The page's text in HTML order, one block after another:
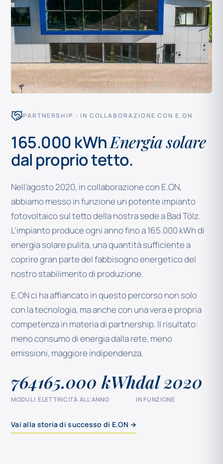
PARTNERSHIP · IN COLLABORAZIONE CON E.ON
165.000 kWhEnergia solare
dal proprio tetto.
Nell’agosto 2020, in collaborazione con E.ON,
abbiamo messo in funzione un potente impianto
fotovoltaico sul tetto della nostra sede a Bad Tölz.
L'impianto produce ogni anno fino a 165.000 kWh di
energia solare pulita, una quantità sufficiente a
coprire gran parte del fabbisogno energetico del
nostro stabilimento di produzione.
E.ON ci ha affiancato in questo percorso non solo
con la tecnologia, ma anche con una vera e propria
competenza in materia di partnership. Il risultato:
meno consumo di energia dalla rete, meno
emissioni, maggiore indipendenza.
764
MODULI
165.000 kWh
ELETTRICITÀ ALL'ANNO
dal 2020
IN FUNZIONE
Vai alla storia di successo di E.ON →